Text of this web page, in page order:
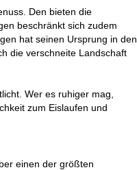
Den bieten die
beschränkt sich zudem
hat seinen Ursprung in den
die verschneite Landschaft
Wer es ruhiger mag,
zum Eislaufen und
einen der größten